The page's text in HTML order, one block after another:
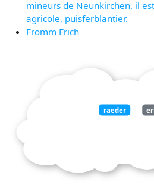
mineurs de Neunkirchen, il
agricole, puisferblantier.
Fromm Erich
raeder